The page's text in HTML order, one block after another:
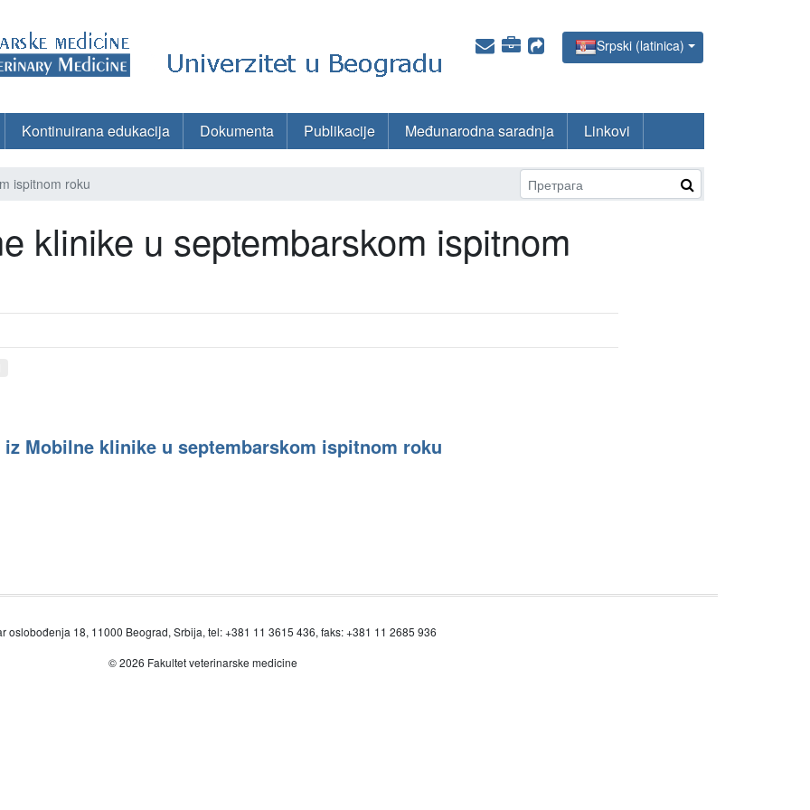
Srpski (latinica)
Kontinuirana edukacija Dokumenta Publikacije Međunarodna saradnja Linkovi
ispitnom roku
klinike u septembarskom ispitnom
Mobilne klinike u septembarskom ispitnom roku
oslobođenja 18, 11000 Beograd, Srbija, tel: +381 11 3615 436, faks: +381 11 2685 936
© 2026 Fakultet veterinarske medicine